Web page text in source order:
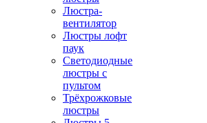
Люстра-
вентилятор
Люстры лофт
паук
Светодиодные
люстры с
пультом
Трёхрожковые
люстры